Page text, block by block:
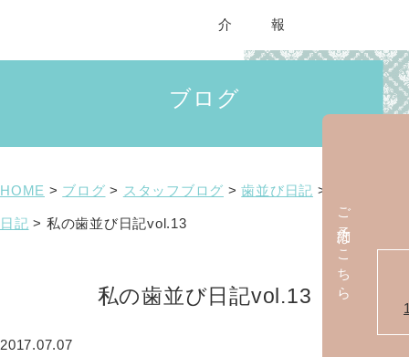
介 報
ブログ
HOME > ブログ > スタッフブログ >歯並び日記 >
日記 > 私の歯並び日記vol.13
私の歯並び日記vol.13
2017.07.07
ご予約はこちら